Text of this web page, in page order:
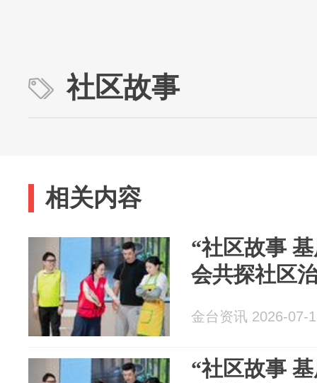
社区故事
相关内容
“社区故事
会共探社区
金台资讯 2026-07-
“社区故事